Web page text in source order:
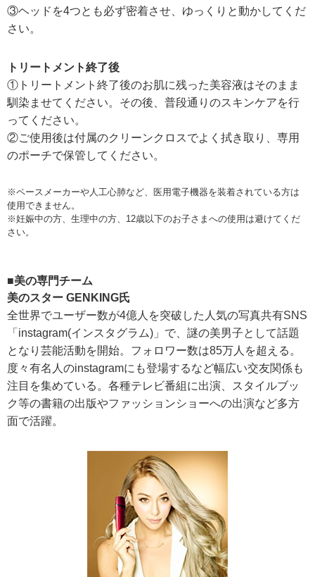
③ヘッドを4つとも必ず密着させ、ゆっくりと動かしてくだ
さい。
トリートメント終了後
①トリートメント終了後のお肌に残った美容液はそのまま
馴染ませてください。その後、普段通りのスキンケアを行
ってください。
②ご使用後は付属のクリーンクロスでよく拭き取り、専用
のポーチで保管してください。
※ペースメーカーや人工心肺など、医用電子機器を装着されている方は
使用できません。
※妊娠中の方、生理中の方、12歳以下のお子さまへの使用は避けてくだ
さい。
■美の専門チーム
美のスター GENKING氏
全世界でユーザー数が4億人を突破した人気の写真共有SNS
「instagram(インスタグラム)」で、謎の美男子として話題
となり芸能活動を開始。フォロワー数は85万人を超える。
度々有名人のinstagramにも登場するなど幅広い交友関係も
注目を集めている。各種テレビ番組に出演、スタイルブッ
ク等の書籍の出版やファッションショーへの出演など多方
面で活躍。